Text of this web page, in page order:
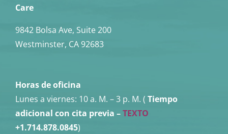
Care
9842 Bolsa Ave, Suite 200
Westminster, CA 92683
Horas de oficina
Lunes a viernes: 10 a. M. – 3 p. M. ( Tiempo
adicional con cita previa –TEXTO
+1.714.878.0845)